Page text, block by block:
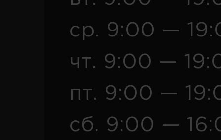
ср. 9:00 —
чт. 9:00 —
пт. 9:00 —
сб. 9:00 —